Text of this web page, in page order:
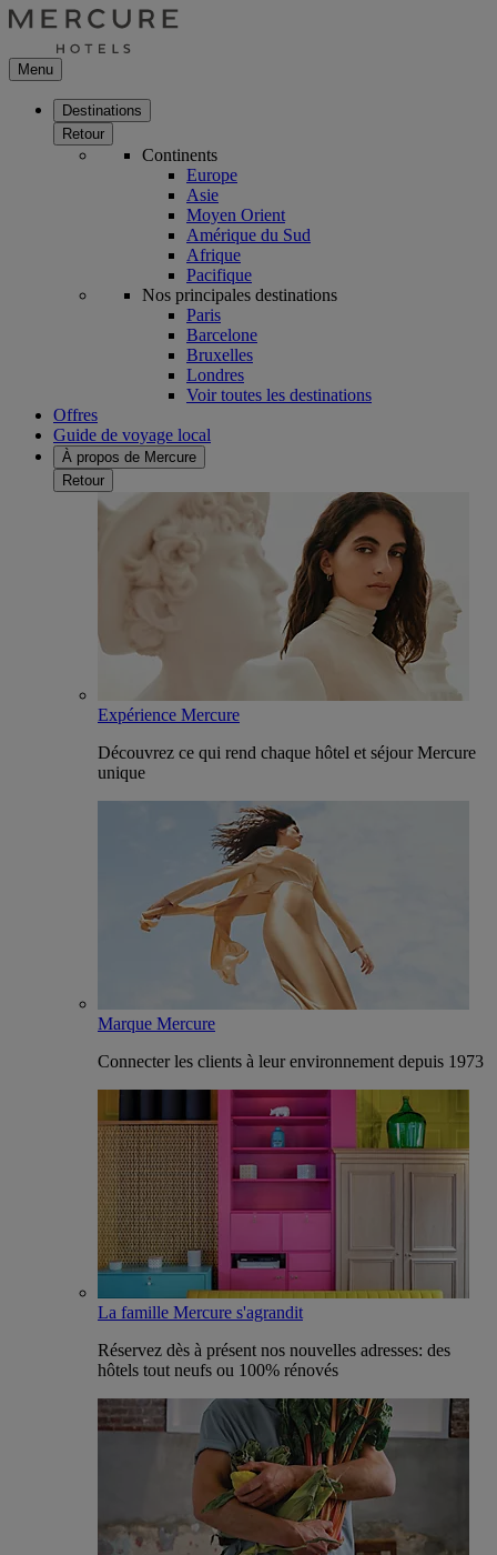
Menu
Destinations
Retour
Continents
Europe
Asie
Moyen Orient
Amérique du Sud
Afrique
Pacifique
Nos principales destinations
Paris
Barcelone
Bruxelles
Londres
Voir toutes les destinations
Offres
Guide de voyage local
À propos de Mercure
Retour
Expérience Mercure
Découvrez ce qui rend chaque hôtel et séjour Mercure
unique
Marque Mercure
Connecter les clients à leur environnement depuis 1973
La famille Mercure s'agrandit
Réservez dès à présent nos nouvelles adresses: des
hôtels tout neufs ou 100% rénovés